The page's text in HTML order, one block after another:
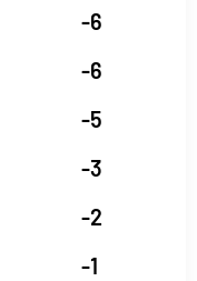
-6
-6
-5
-3
-2
-1